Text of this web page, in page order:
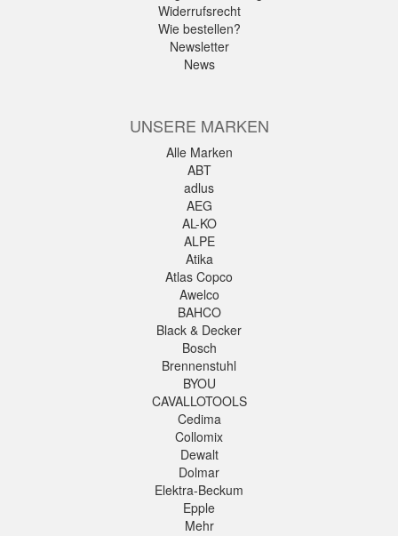
Widerrufsrecht
Wie bestellen?
Newsletter
News
UNSERE MARKEN
Alle Marken
ABT
adlus
AEG
AL-KO
ALPE
Atika
Atlas Copco
Awelco
BAHCO
Black & Decker
Bosch
Brennenstuhl
BYOU
CAVALLOTOOLS
Cedima
Collomix
Dewalt
Dolmar
Elektra-Beckum
Epple
Mehr